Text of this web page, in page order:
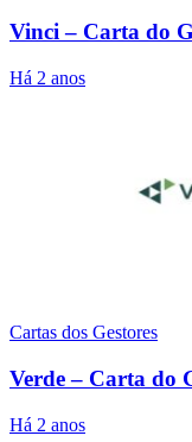
Vinci – Carta do
Há 2 anos
Cartas dos Gestores
Verde – Carta do
Há 2 anos